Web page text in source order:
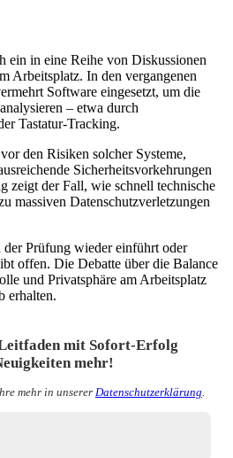
ein in eine Reihe von Diskussionen
Arbeitsplatz. In den vergangenen
Software eingesetzt, um die
– etwa durch
Tastatur-Tracking.
den Risiken solcher Systeme,
Sicherheitsvorkehrungen
zeigt der Fall, wie schnell technische
massiven Datenschutzverletzungen
der Prüfung wieder einführt oder
offen. Die Debatte über die Balance
und Privatsphäre am Arbeitsplatz
erhalten.
mit Sofort-Erfolg
mehr!
mehr in unserer Datenschutzerklärung.